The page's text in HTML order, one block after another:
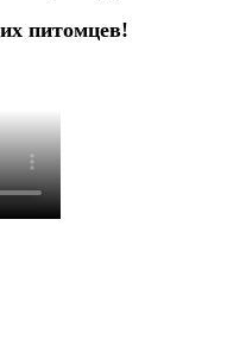
питомцев!